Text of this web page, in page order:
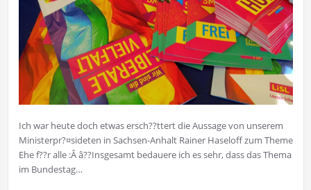
Ich war heute doch etwas ersch??ttert die Aussage von unserem
Ministerpr?¤sideten in Sachsen-Anhalt Rainer Haseloff zum Theme
Ehe f??r alle :Â â??Insgesamt bedauere ich es sehr, dass das Thema
im Bundestag…